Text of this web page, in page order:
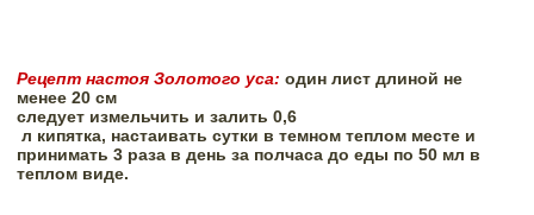
Рецепт настоя Золотого уса: один лист длиной не
менее 20 см
следует измельчить и залить 0,6
принимать 3 раза в день за полчаса до еды по 50 мл в
теплом виде.